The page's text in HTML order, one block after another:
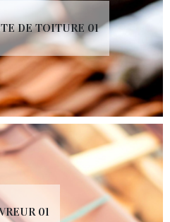
DE TOITURE 01
01